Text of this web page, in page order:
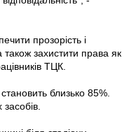
прозорість і
також захистити права як
ТЦК.
близько 85%.
засобів.